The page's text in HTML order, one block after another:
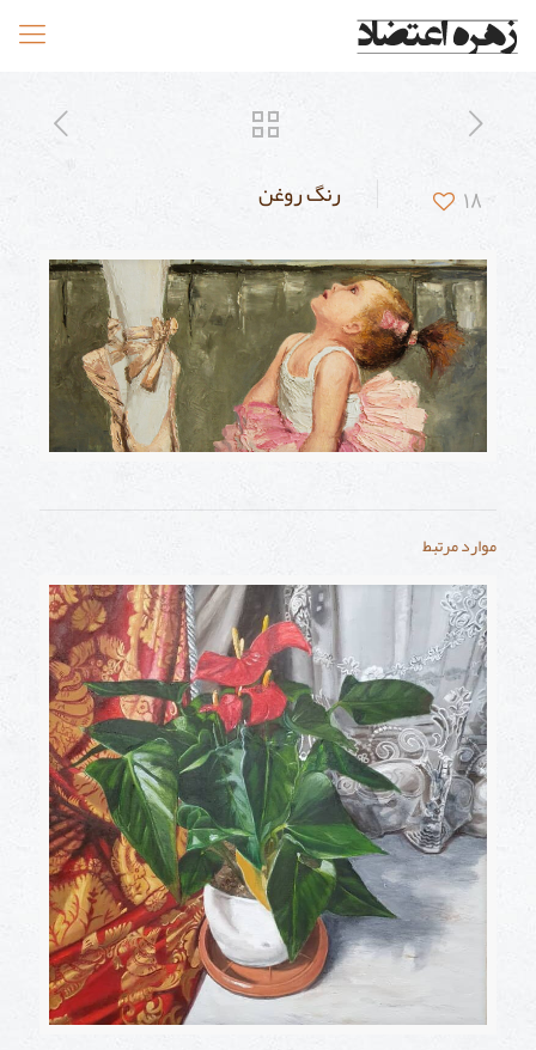
18 رنگ روغن
موارد مرتبط